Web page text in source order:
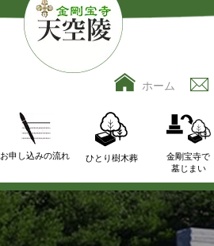
ホーム
お申し込みの流れ ひとり樹木葬
金剛宝寺で
墓じまい